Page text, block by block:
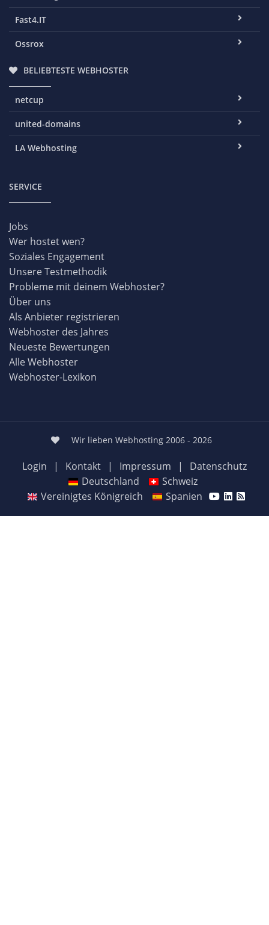
Fast4.IT
Ossrox
BELIEBTESTE WEBHOSTER
netcup
united-domains
LA Webhosting
SERVICE
Jobs
Wer hostet wen?
Soziales Engagement
Unsere Testmethodik
Probleme mit deinem Webhoster?
Über uns
Als Anbieter registrieren
Webhoster des Jahres
Neueste Bewertungen
Alle Webhoster
Webhoster-Lexikon
Wir lieben Webhosting 2006 - 2026
Login | Kontakt | Impressum |
Datenschutz
Deutschland
Schweiz
Vereinigtes Königreich
Spanien